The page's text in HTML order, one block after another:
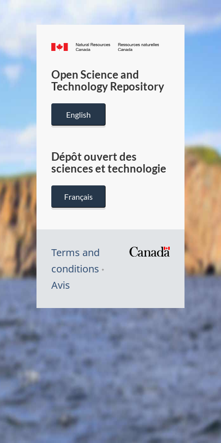
Canada.ca
/
Canada
Open Science and
Technology Repository
English
Dépôt ouvert des
sciences et technologie
Français
Terms and
conditions
Avis
Symbole
Canada